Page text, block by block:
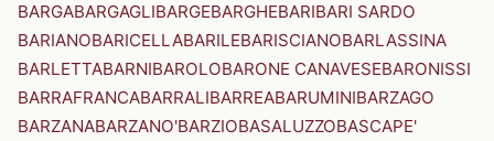
BARGABARGAGLIBARGEBARGHEBARIBARI SARDO
BARIANOBARICELLABARILEBARISCIANOBARLASSINA
BARLETTABARNIBAROLOBARONE CANAVESEBARONISSI
BARRAFRANCABARRALIBARREABARUMINIBARZAGO
BARZANABARZANO'BARZIOBASALUZZOBASCAPE'